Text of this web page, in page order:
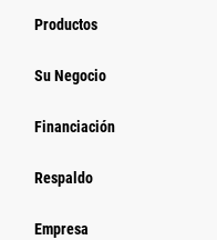
Productos
Su Negocio
Financiación
Respaldo
Empresa